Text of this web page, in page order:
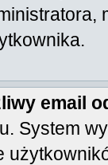
email
System